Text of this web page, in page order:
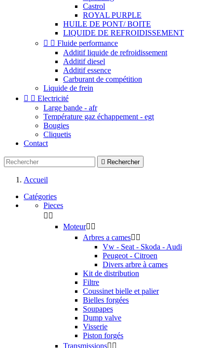
Castrol
ROYAL PURPLE
HUILE DE PONT/ BOITE
LIQUIDE DE REFROIDISSEMENT
  Fluide performance
Additif liquide de refroidissement
Additif diesel
Additif essence
Carburant de compétition
Liquide de frein
  Electricité
Large bande - afr
Température gaz échappement - egt
Bougies
Cliquetis
Contact
 Rechercher
Accueil
Catégories
Pieces
 
Moteur 
Arbres a cames 
Vw - Seat - Skoda - Audi
Peugeot - Citroen
Divers arbre à cames
Kit de distribution
Filtre
Coussinet bielle et palier
Bielles forgées
Soupapes
Dump valve
Visserie
Piston forgés
Transmissions 